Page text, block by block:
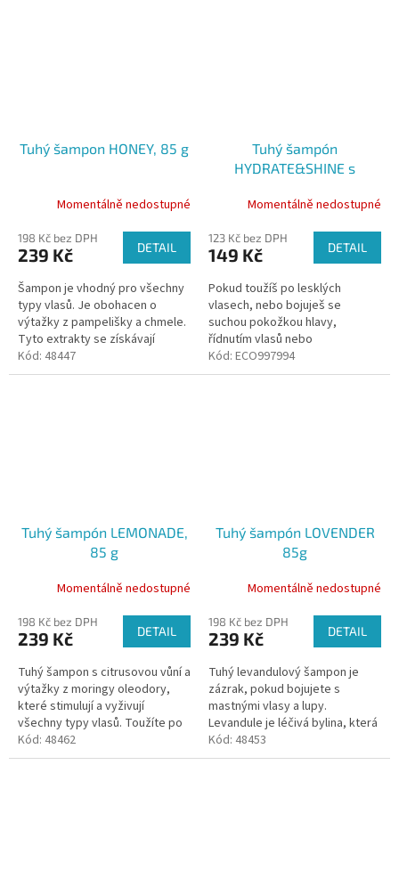
Tuhý šampon HONEY, 85 g
Momentálně nedostupné
198 Kč bez DPH
239 Kč DETAIL
Šampon je vhodný pro všechny
typy vlasů. Je obohacen o
výtažky z pampelišky a chmele.
Tyto extrakty se získávají
macerací ve vysoce kvalitním
olivovém oleji. Pampeliška...
Kód: 48447
Tuhý šampón
HYDRATE&SHINE s
Momentálně nedostupné
123 Kč bez DPH
149 Kč DETAIL
Pokud toužíš po lesklých
vlasech, nebo bojuješ se
suchou pokožkou hlavy,
řídnutím vlasů nebo
krepovatěním, tento tuhý
šampon je pro tebe. Tuhý
Kód: ECO997994
Tuhý šampón LEMONADE,
85 g
Momentálně nedostupné
198 Kč bez DPH
239 Kč DETAIL
Tuhý šampon s citrusovou vůní a
výtažky z moringy oleodory,
které stimulují a vyživují
všechny typy vlasů. Toužíte po
vlasech plných života? Citrusová
pochoutka plná vitamínů a...
Kód: 48462
Tuhý šampón LOVENDER
85g
Momentálně nedostupné
198 Kč bez DPH
239 Kč DETAIL
Tuhý levandulový šampon je
zázrak, pokud bojujete s
mastnými vlasy a lupy.
Levandule je léčivá bylina, která
zklidňuje pokožku. Je doplněn
výtažky z vrbové kůry
Kód: 48453